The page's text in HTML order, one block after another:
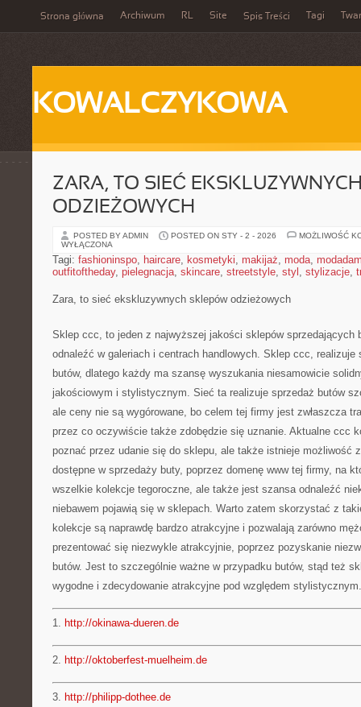
Strona główna Archiwum RL Site Spis Treści Tagi
KOWALCZYKOWA
ZARA, TO SIEĆ
ODZIEŻOWYCH
POSTED BY ADMIN POSTED ON STY - 2 - 2026
MOŻLIWOŚĆ
WYŁĄCZONA
Tagi: fashioninspo, haircare, kosmetyki, makijaż, moda,
outfitoftheday, pielegnacja, skincare, streetstyle, styl , stylizacje,
Zara, to sieć ekskluzywnych sklepów odzieżowych
Sklep ccc, to jeden z najwyższej jakości sklepów sprzedających
odnaleźć w galeriach i centrach handlowych. Sklep ccc, realizuje
butów, dlatego każdy ma szansę wyszukania niesamowicie
jakościowym i stylistycznym. Sieć ta realizuje sprzedaż butów
ale ceny nie są wygórowane, bo celem tej firmy jest zwłaszcza
przez co oczywiście także zdobędzie się uznanie. Aktualne ccc
poznać przez udanie się do sklepu, ale także istnieje możliwość
dostępne w sprzedaży buty, poprzez domenę www tej firmy, na
wszelkie kolekcje tegoroczne, ale także jest szansa odnaleźć
niebawem pojawią się w sklepach. Warto zatem skorzystać z
kolekcje są naprawdę bardzo atrakcyjne i pozwalają zarówno
prezentować się niezwykle atrakcyjnie, poprzez pozyskanie
butów. Jest to szczególnie ważne w przypadku butów, stąd też
wygodne i zdecydowanie atrakcyjne pod względem stylistycznym.
1. http://okinawa-dueren.de
2. http://oktoberfest-muelheim.de
3. http://philipp-dothee.de